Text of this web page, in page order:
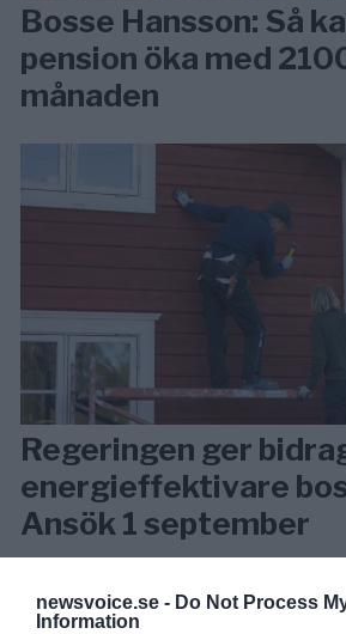
newsvoice.se - Do Not Process
Information
Bosse Hansson: Så
pension öka med
månaden
Regeringen ger
energieffektivare
Ansök 1 september